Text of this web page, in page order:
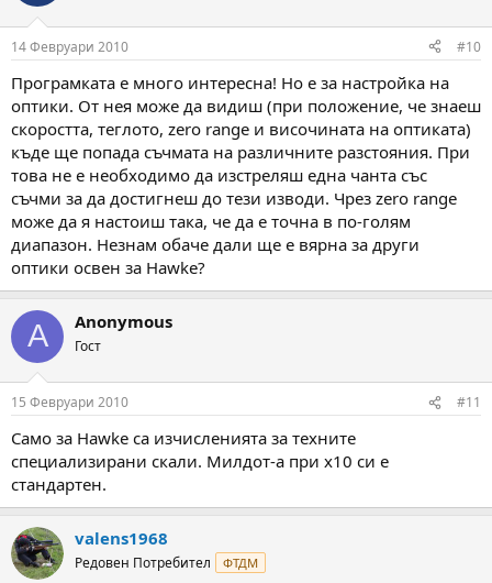
14 Февруари 2010 #10
Програмката е много интересна! Но е за настройка на
оптики. От нея може да видиш (при положение, че знаеш
скоростта, теглото, zero range и височината на оптиката)
къде ще попада съчмата на различните разстояния. При
това не е необходимо да изстреляш една чанта със
съчми за да достигнеш до тези изводи. Чрез zero range
може да я настоиш така, че да е точна в по-голям
диапазон. Незнам обаче дали ще е вярна за други
оптики освен за Hawke?
A Anonymous
Гост
15 Февруари 2010 #11
Само за Hawke са изчисленията за техните
специализирани скали. Милдот-а при x10 си е
стандартен.
valens1968
Редовен Потребител ФТДМ